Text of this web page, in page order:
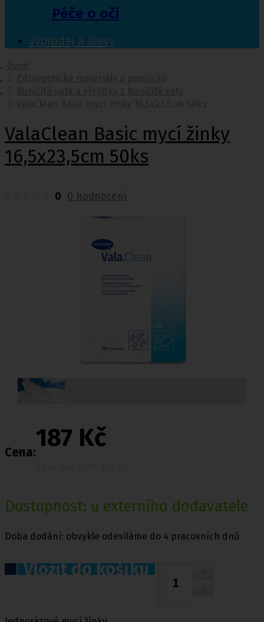
Péče o oči
Výprodej a slevy
ValaClean Basic mycí žinky
16,5x23,5cm 50ks
0 0 hodnocení
Cena:
187 Kč
Dostupnost: u externího dodavatele
Doba dodání: obvykle odesíláme do 4 pracovních dnů
Vložit do košíku